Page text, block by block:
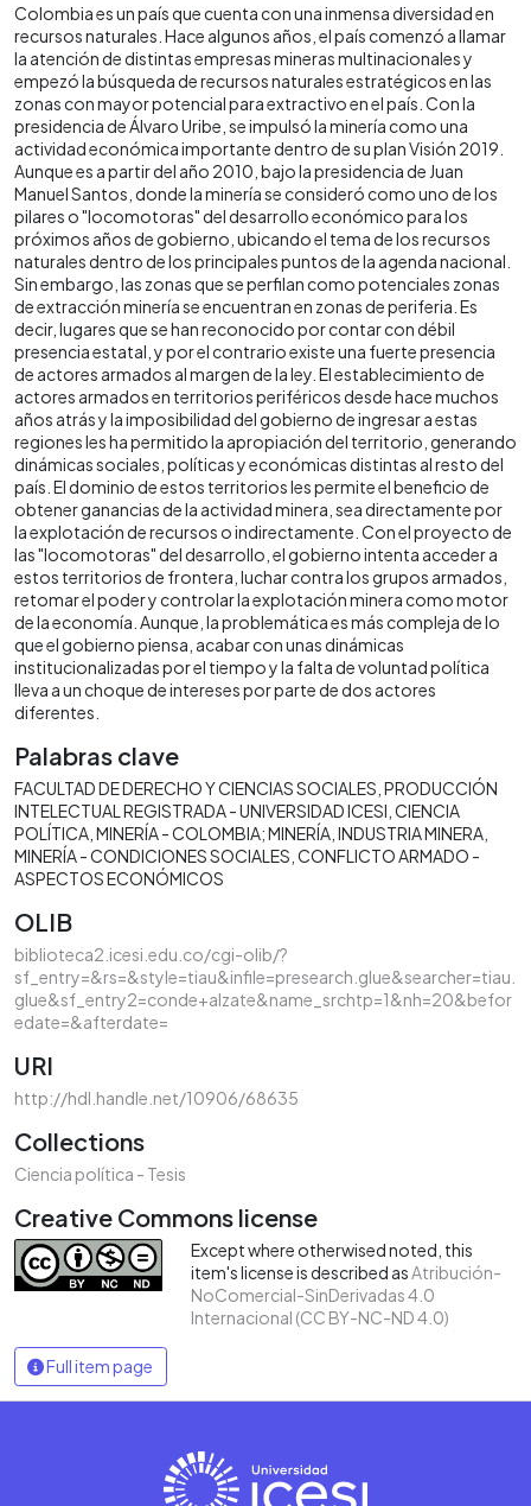
Colombia es un país que cuenta con una inmensa diversidad en
recursos naturales. Hace algunos años, el país comenzó a llamar
la atención de distintas empresas mineras multinacionales y
empezó la búsqueda de recursos naturales estratégicos en las
zonas con mayor potencial para extractivo en el país. Con la
presidencia de Álvaro Uribe, se impulsó la minería como una
actividad económica importante dentro de su plan Visión 2019.
Aunque es a partir del año 2010, bajo la presidencia de Juan
Manuel Santos, donde la minería se consideró como uno de los
pilares o "locomotoras" del desarrollo económico para los
próximos años de gobierno, ubicando el tema de los recursos
naturales dentro de los principales puntos de la agenda nacional.
Sin embargo, las zonas que se perfilan como potenciales zonas
de extracción minería se encuentran en zonas de periferia. Es
decir, lugares que se han reconocido por contar con débil
presencia estatal, y por el contrario existe una fuerte presencia
de actores armados al margen de la ley. El establecimiento de
actores armados en territorios periféricos desde hace muchos
años atrás y la imposibilidad del gobierno de ingresar a estas
regiones les ha permitido la apropiación del territorio, generando
dinámicas sociales, políticas y económicas distintas al resto del
país. El dominio de estos territorios les permite el beneficio de
obtener ganancias de la actividad minera, sea directamente por
la explotación de recursos o indirectamente. Con el proyecto de
las "locomotoras" del desarrollo, el gobierno intenta acceder a
estos territorios de frontera, luchar contra los grupos armados,
retomar el poder y controlar la explotación minera como motor
de la economía. Aunque, la problemática es más compleja de lo
que el gobierno piensa, acabar con unas dinámicas
institucionalizadas por el tiempo y la falta de voluntad política
lleva a un choque de intereses por parte de dos actores
diferentes.
Palabras clave
FACULTAD DE DERECHO Y CIENCIAS SOCIALES PRODUCCIÓN
INTELECTUAL REGISTRADA - UNIVERSIDAD ICESI CIENCIA
POLÍTICA MINERÍA - COLOMBIA; MINERÍA INDUSTRIA MINERA
MINERÍA - CONDICIONES SOCIALES CONFLICTO ARMADO -
ASPECTOS ECONÓMICOS
OLIB
biblioteca2.icesi.edu.co/cgi-olib/?
sf_entry=&rs=&style=tiau&infile=presearch.glue&searcher=tiau.
glue&sf_entry2=conde+alzate&name_srchtp=1&nh=20&befor
edate=&afterdate=
URI
http://hdl.handle.net/10906/68635
Collections
Ciencia política - Tesis
Creative Commons license
Except where otherwised noted, this
item's license is described asAtribución-
NoComercial-SinDerivadas 4.0
Internacional (CC BY-NC-ND 4.0)
Full item page